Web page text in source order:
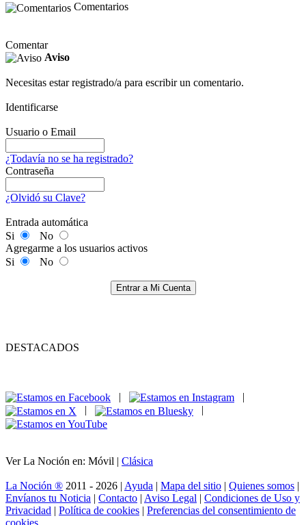
Comentarios
Comentar
Aviso
Necesitas estar registrado/a para escribir un comentario.
Identificarse
Usuario o Email
¿Todavía no se ha registrado?
Contraseña
¿Olvidó su Clave?
Entrada automática
Si
No
Agregarme a los usuarios activos
Si
No
Entrar a Mi Cuenta
DESTACADOS
|
|
|
|
Ver La Noción en: Móvil | Clásica
La Noción ® 2011 - 2026 | Ayuda | Mapa del sitio | Quienes somos |
Envíanos tu Noticia | Contacto | Aviso Legal | Condiciones de Uso y
Privacidad | Política de cookies | Preferencias del consentimiento de
cookies